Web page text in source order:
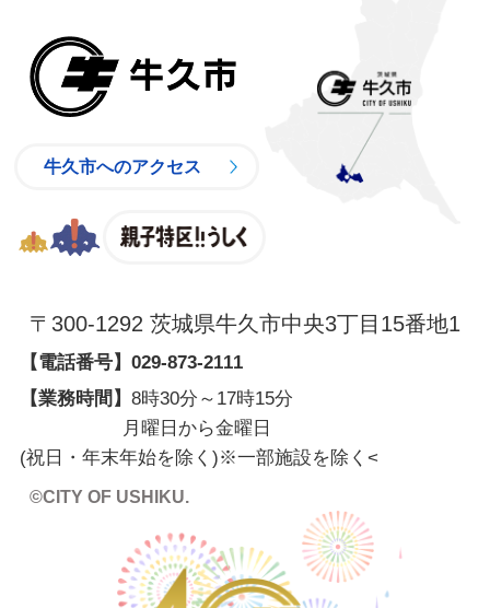
牛久市へのアクセス
〒300-1292 茨城県牛久市中央3丁目15番地1
【電話番号】 029-873-2111
【業務時間】 8時30分～17時15分
月曜日から金曜日
(祝日・年末年始を除く)※一部施設を除く <
©CITY OF USHIKU.